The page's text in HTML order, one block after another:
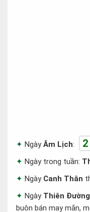
NgàyÂm Lịch:
Ngày trong tuần:
Ngày Canh Thân
Ngày Thiên Đường
buôn bán may mắn,